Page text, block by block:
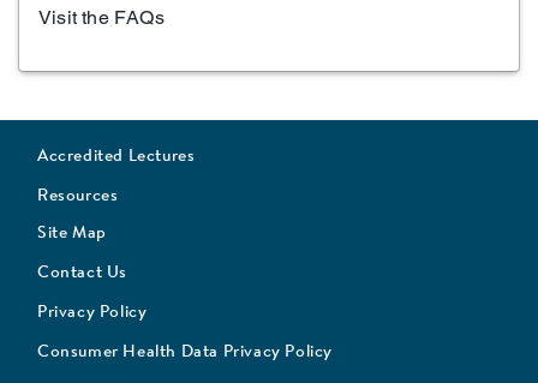
Visit the FAQs
Accredited Lectures
Resources
Site Map
Contact Us
Privacy Policy
Consumer Health Data Privacy Policy